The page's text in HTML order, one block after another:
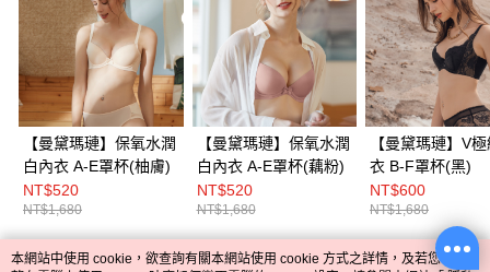
【曼黛瑪璉】保氧水潤
白內衣 A-E罩杯(柚膚)
NT$520
NT$1,680
【曼黛瑪璉】保氧水潤
白內衣 A-E罩杯(藕粉)
NT$520
NT$1,680
【曼黛瑪璉】V
衣 B-F罩杯(黑)
NT$600
NT$1,680
本網站中使用 cookie，欲查詢有關本網站使用 cookie 方式之詳情，及若您不希
Mode Marie